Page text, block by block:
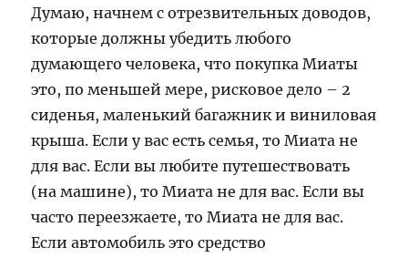
Думаю, начнем с отрезвительных доводов,
которые должны убедить любого
думающего человека, что покупка Миаты
это, по меньшей мере, рисковое дело – 2
сиденья, маленький багажник и виниловая
крыша. Если у вас есть семья, то Миата не
для вас. Если вы любите путешествовать
(на машине), то Миата не для вас. Если вы
часто переезжаете, то Миата не для вас.
Если автомобиль это средство